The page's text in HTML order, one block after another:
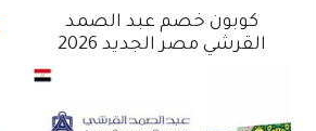
كوبون خصم عبد الصمد
القرشي مصر الجديد 2026